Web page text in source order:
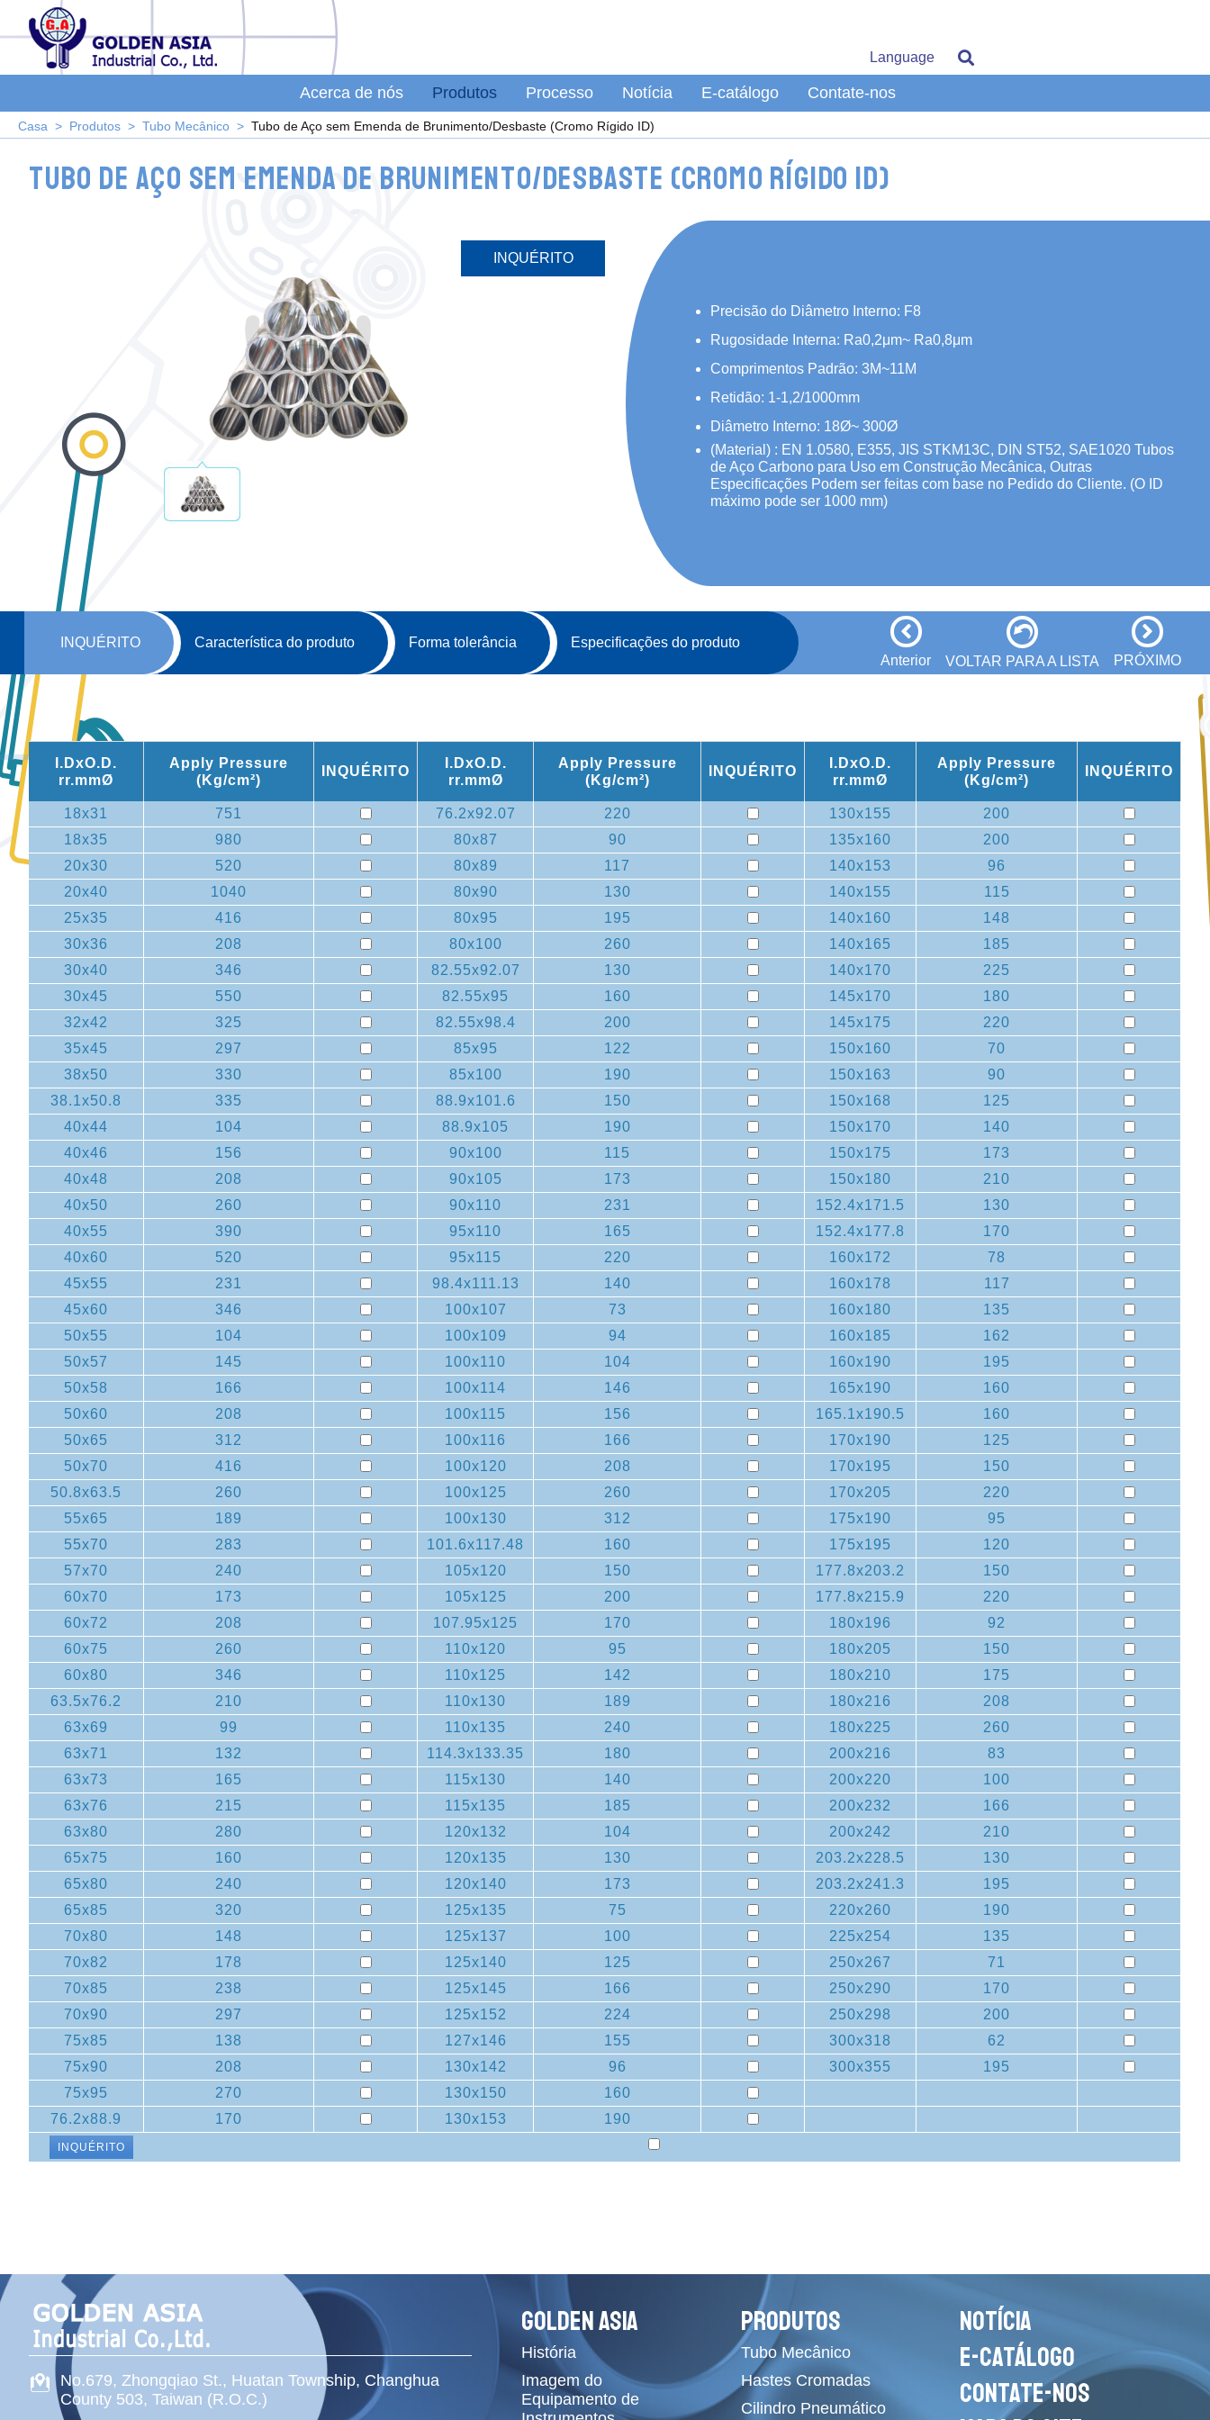
Language
Acerca de nós Produtos Processo Notícia E-catálogo Contate-nos
Casa Produtos Tubo Mecânico Tubo de Aço sem Emenda de Brunimento/Desbaste (Cromo Rígido ID)
Tubo de Aço sem Emenda de Brunimento/Desbaste (Cromo Rígido ID)
INQUÉRITO
Precisão do Diâmetro Interno: F8
Rugosidade Interna: Ra0,2μm~ Ra0,8μm
Comprimentos Padrão: 3M~11M
Retidão: 1-1,2/1000mm
Diâmetro Interno: 18Ø~ 300Ø
(Material) : EN 1.0580, E355, JIS STKM13C, DIN ST52, SAE1020 Tubos
de Aço Carbono para Uso em Construção Mecânica, Outras
Especificações Podem ser feitas com base no Pedido do Cliente. (O ID
máximo pode ser 1000 mm)
INQUÉRITO Característica do produto Forma tolerância
Especificações do produto
Anterior
VOLTAR PARA A LISTA PRÓXIMO
I.DxO.D.
rr.mmØ
Apply Pressure
(Kg/cm²)
INQUÉRITO
I.DxO.D.
rr.mmØ
Apply Pressure
(Kg/cm²)
INQUÉRITO
I.DxO.D.
rr.mmØ
Apply Pressure
(Kg/cm²)
INQUÉRITO
18x31 751 76.2x92.07 220 130x155
200
18x35
980 80x87 90 135x160
200
20x30
520 80x89 117 140x153
96
20x40
1040 80x90 130 140x155
115
25x35
416 80x95 195 140x160
148
30x36
208 80x100 260 140x165
185
30x40
346 82.55x92.07 130 140x170
225
30x45
550 82.55x95 160 145x170
180
32x42
325 82.55x98.4 200 145x175
220
35x45
297 85x95 122 150x160
70
38x50
330 85x100 190 150x163
90
38.1x50.8
335 88.9x101.6 150 150x168
125
40x44
104 88.9x105 190 150x170
140
40x46
156 90x100 115 150x175
173
40x48
208 90x105 173 150x180
210
40x50
260 90x110 231 152.4x171.5
130
40x55
390 95x110 165 152.4x177.8
170
40x60
520 95x115 220 160x172
78
45x55
231 98.4x111.13 140 160x178
117
45x60
346 100x107 73 160x180
135
50x55
104 100x109 94 160x185
162
50x57
145 100x110 104 160x190
195
50x58
166 100x114 146 165x190
160
50x60
208 100x115 156 165.1x190.5
160
50x65
312 100x116 166 170x190
125
50x70
416 100x120 208 170x195
150
50.8x63.5
260 100x125 260 170x205
220
55x65
189 100x130 312 175x190
95
55x70
283 101.6x117.48 160 175x195
120
57x70
240 105x120 150 177.8x203.2
150
60x70
173 105x125 200 177.8x215.9
220
60x72
208 107.95x125 170 180x196
92
60x75
260 110x120 95 180x205
150
60x80
346 110x125 142 180x210
175
63.5x76.2
210 110x130 189 180x216
208
63x69
99 110x135 240 180x225
260
63x71
132 114.3x133.35 180 200x216
83
63x73
165 115x130 140 200x220
100
63x76
215 115x135 185 200x232
166
63x80
280 120x132 104 200x242
210
65x75
160 120x135 130 203.2x228.5
130
65x80
240 120x140 173 203.2x241.3
195
65x85
320 125x135 75 220x260
190
70x80
148 125x137 100 225x254
135
70x82
178 125x140 125 250x267
71
70x85
238 125x145 166 250x290
170
70x90
297 125x152 224 250x298
200
75x85
138 127x146 155 300x318
62
75x90
208 130x142 96 300x355
195
75x95
270 130x150
160
76.2x88.9
170 130x153 190
INQUÉRITO
No.679, Zhongqiao St., Huatan Township, Changhua
County 503, Taiwan (R.O.C.)
GOLDEN ASIA
História
Imagem do
Equipamento de
PRODUTOS
Tubo Mecânico
Hastes Cromadas
Cilindro Pneumático
NOTÍCIA
E-CATÁLOGO
CONTATE-NOS